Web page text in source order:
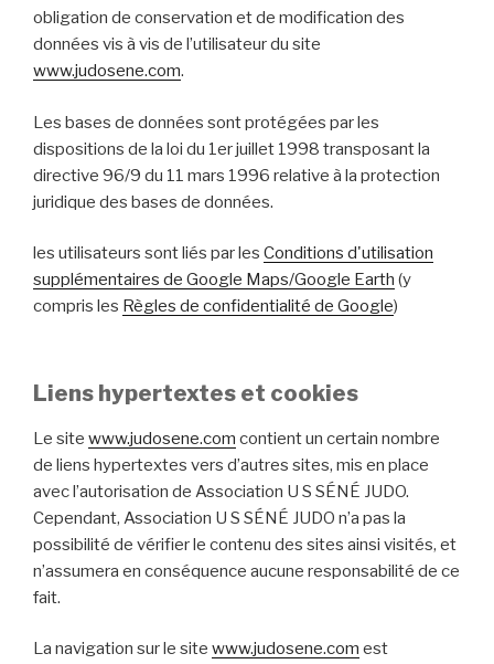
obligation de conservation et de modification des
données vis à vis de l’utilisateur du site
www.judosene.com.
Les bases de données sont protégées par les
dispositions de la loi du 1er juillet 1998 transposant la
directive 96/9 du 11 mars 1996 relative à la protection
juridique des bases de données.
les utilisateurs sont liés par les Conditions d'utilisation
supplémentaires de Google Maps/Google Earth (y
compris les Règles de confidentialité de Google)
Liens hypertextes et cookies
Le site www.judosene.com contient un certain nombre
de liens hypertextes vers d’autres sites, mis en place
avec l’autorisation de Association U S SÉNÉ JUDO.
Cependant, Association U S SÉNÉ JUDO n’a pas la
possibilité de vérifier le contenu des sites ainsi visités, et
n’assumera en conséquence aucune responsabilité de ce
fait.
La navigation sur le site www.judosene.com est